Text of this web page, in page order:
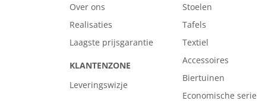
Over ons
Realisaties
Laagste prijsgarantie
KLANTENZONE
Leveringswizje
Stoelen
Tafels
Textiel
Accessoires
Biertuinen
Economische serie